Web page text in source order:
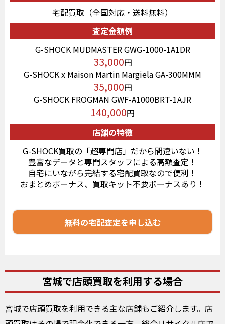
宅配買取（全国対応・送料無料）
査定金額例
G-SHOCK MUDMASTER GWG-1000-1A1DR
33,000円
G-SHOCK x Maison Martin Margiela GA-300MMM
35,000円
G-SHOCK FROGMAN GWF-A1000BRT-1AJR
140,000円
店舗の特徴
G-SHOCK買取の「超専門店」だから間違いない！
豊富なデータと専門スタッフによる高額査定！
自宅にいながら完結する宅配買取なので便利！
おまとめボーナス、買取キット不要ボーナスあり！
無料の宅配査定を申し込む
宮城で店頭買取を利用する場合
宮城で店頭買取を利用できる主な店舗もご紹介します。店